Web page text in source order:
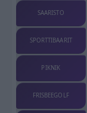
SAARISTO
SPORTTIBAARIT
PIKNIK
FRISBEEGOLF